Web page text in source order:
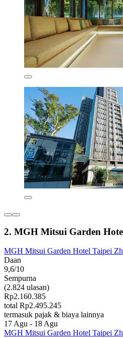
2. MGH Mitsui Garden
MGH Mitsui Garden Hotel Taipei
Daan
9,6/10
Sempurna
(2.824 ulasan)
Rp2.160.385
total Rp2.495.245
termasuk pajak & biaya lainnya
17 Agu - 18 Agu
MGH Mitsui Garden Hotel Taipei